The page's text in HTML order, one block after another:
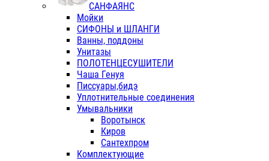
САНФАЯНС
Мойки
СИФОНЫ и ШЛАНГИ
Ванны, поддоны
Унитазы
ПОЛОТЕНЦЕСУШИТЕЛИ
Чаша Генуя
Писсуары,бидэ
Уплотнительные соединения
Умывальники
Воротынск
Киров
Сантехпром
Комплектующие